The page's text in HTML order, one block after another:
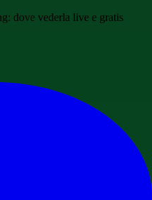
dove vederla live e gratis